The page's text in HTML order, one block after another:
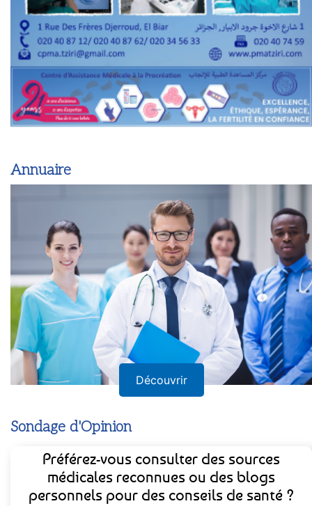
Annuaire
Découvrir
Sondage d'Opinion
Préférez-vous consulter des sources
médicales reconnues ou des blogs
personnels pour des conseils de santé ?